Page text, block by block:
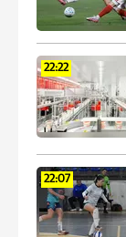
22:22
22:07